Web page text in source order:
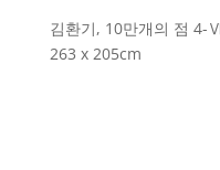
김환기, 10만개의 점 4-
263 x 205cm